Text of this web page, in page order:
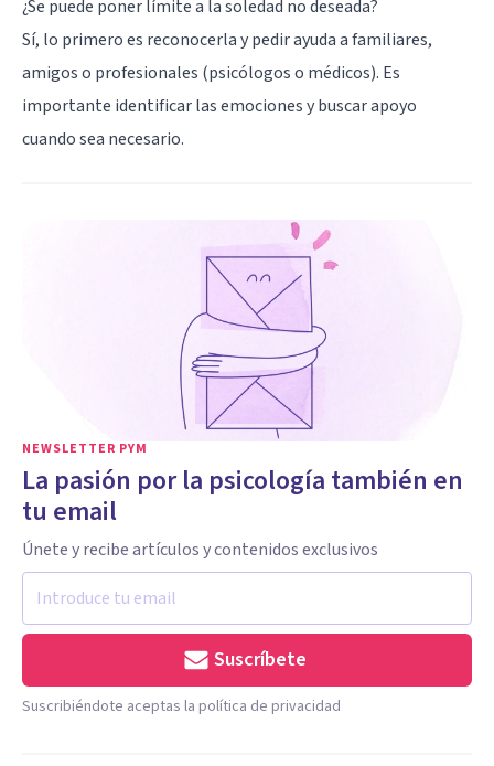
¿Se puede poner límite a la soledad no deseada?
Sí, lo primero es reconocerla y pedir ayuda a familiares,
amigos o profesionales (psicólogos o médicos). Es
importante identificar las emociones y buscar apoyo
cuando sea necesario.
NEWSLETTER PYM
La pasión por la psicología también en
tu email
Únete y recibe artículos y contenidos exclusivos
Suscríbete
Suscribiéndote aceptas la política de privacidad